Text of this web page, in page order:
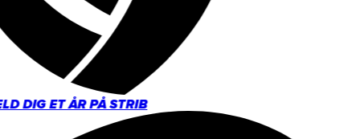
DIG ET ÅR PÅ STRIB